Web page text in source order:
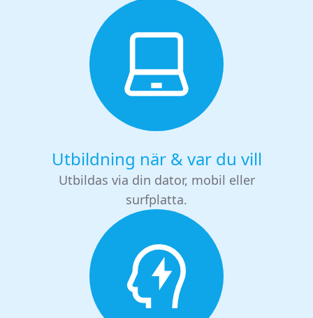
Utbildning när & var du vill
Utbildas via din dator, mobil eller
surfplatta.